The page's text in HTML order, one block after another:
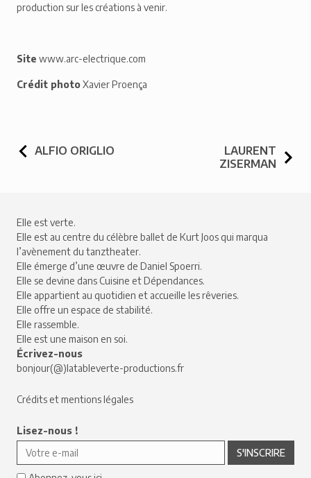
production sur les créations à venir.
Site www.arc-electrique.com
Crédit photoXavier Proença
NAVIGATION DE L’ARTICLE
ALFIO ORIGLIO
LAURENT
ZISERMAN
Elle est verte.
Elle est au centre du célèbre ballet de Kurt Joos qui marqua
l’avènement du tanztheater.
Elle émerge d’une œuvre de Daniel Spoerri.
Elle se devine dans Cuisine et Dépendances.
Elle appartient au quotidien et accueille les rêveries.
Elle offre un espace de stabilité.
Elle rassemble.
Elle est une maison en soi.
Écrivez-nous
bonjour(@)latableverte-productions.fr
Crédits et mentions légales
Lisez-nous !